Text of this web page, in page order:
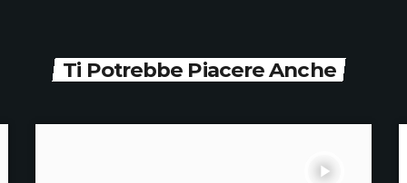
Ti Potrebbe Piacere Anche
play_arrow